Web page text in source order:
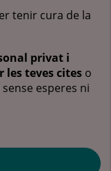
tenir cura de la
privat i
les teves cites o
sense esperes ni